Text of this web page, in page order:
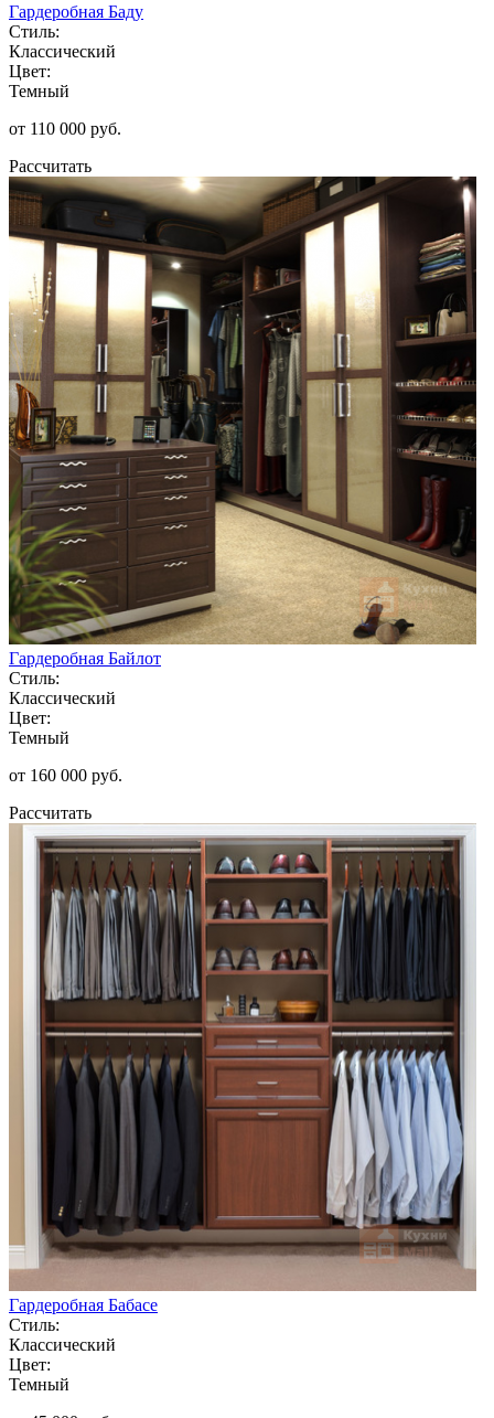
Гардеробная Баду
Стиль:
Классический
Цвет:
Темный
от 110 000 руб.
Рассчитать
Гардеробная Байлот
Стиль:
Классический
Цвет:
Темный
от 160 000 руб.
Рассчитать
Гардеробная Бабасе
Стиль:
Классический
Цвет:
Темный